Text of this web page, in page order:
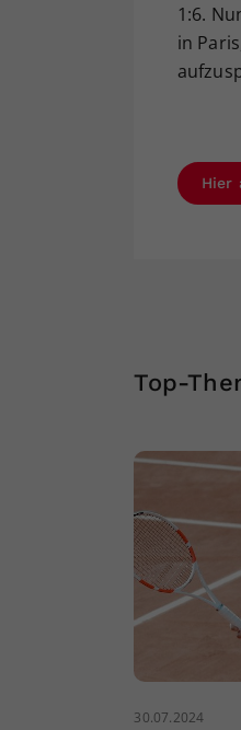
1:6.
in
Hier
Top-
30.07.2024